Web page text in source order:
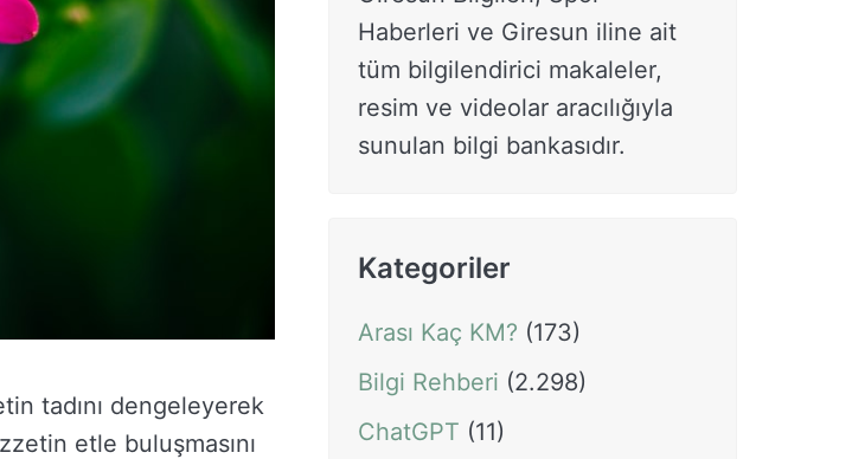
tadını dengeleyerek
etle buluşmasını
Haberleri ve Giresun iline ait
tüm bilgilendirici makaleler,
resim ve videolar aracılığıyla
sunulan bilgi bankasıdır.
Kategoriler
Arası Kaç KM? (173)
Bilgi Rehberi (2.298)
ChatGPT (11)